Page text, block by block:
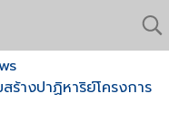
ร้างปาฏิหาริย์โครงการ